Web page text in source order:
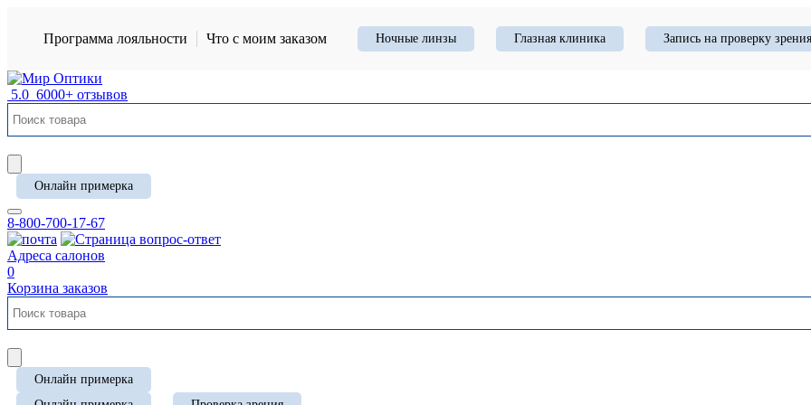
Программа лояльности Что с моим заказом Ночные линзы Глазная клиника Запись на проверку зрения
5.0 6000+ отзывов
Онлайн примерка
8-800-700-17-67
Адреса салонов
0
Корзина заказов
Онлайн примерка